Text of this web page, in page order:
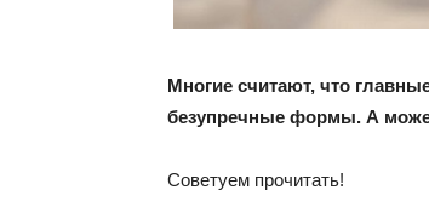
Многие считают, что
безупречные формы. А
Советуем прочитать!